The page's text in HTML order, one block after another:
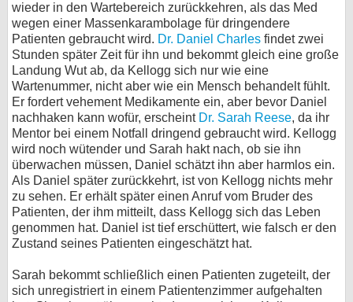
wieder in den Wartebereich zurückkehren, als das Med
wegen einer Massenkarambolage für dringendere
Patienten gebraucht wird. Dr. Daniel Charles findet zwei
Stunden später Zeit für ihn und bekommt gleich eine große
Landung Wut ab, da Kellogg sich nur wie eine
Wartenummer, nicht aber wie ein Mensch behandelt fühlt.
Er fordert vehement Medikamente ein, aber bevor Daniel
nachhaken kann wofür, erscheint Dr. Sarah Reese, da ihr
Mentor bei einem Notfall dringend gebraucht wird. Kellogg
wird noch wütender und Sarah hakt nach, ob sie ihn
überwachen müssen, Daniel schätzt ihn aber harmlos ein.
Als Daniel später zurückkehrt, ist von Kellogg nichts mehr
zu sehen. Er erhält später einen Anruf vom Bruder des
Patienten, der ihm mitteilt, dass Kellogg sich das Leben
genommen hat. Daniel ist tief erschüttert, wie falsch er den
Zustand seines Patienten eingeschätzt hat.
Sarah bekommt schließlich einen Patienten zugeteilt, der
sich unregistriert in einem Patientenzimmer aufgehalten
Datenschutz
Cookie-Einstellungen
Impressum
Desktop-Ansicht
myFanbase